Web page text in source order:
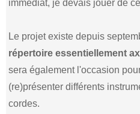
immédiat, je devais jouer de
Le projet existe depuis
répertoire essentiellement
sera également l'occasion
(re)présenter différents
cordes.